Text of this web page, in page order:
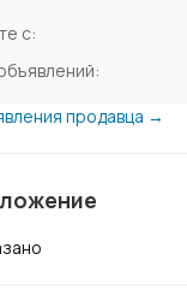
с:
продавца →